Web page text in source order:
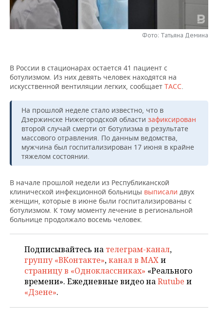
НЕФТЕХИМИЯ
НЕФТЬ
ЭНЕРГЕТИКА
РОЗНИЧНАЯ ТОРГОВЛЯ
НОВОСТИ ТЕХНОЛОГИЙ
ТЕЛЕКОММУНИКАЦИИ
МЕРОПРИЯТИЯ
БИЗНЕС-БРАНЧИ
ONLINE-КОНФЕРЕНЦИИ
ОТКРЫТАЯ ЛЕКЦИЯ
ФУТБОЛ
ХОККЕЙ
БАСКЕТБОЛ
ВОЛЕЙБОЛ
ФИГУРНОЕ КАТАНИЕ
ВОДНЫЕ ВИДЫ СПОРТА
ОБЩЕСТВО
НОВОСТИ ОБЩЕСТВА
ВЛАСТЬ
ИНФРАСТРУКТУРА
ИСТОРИЯ
МЕДИЦИНА
ОБРАЗОВАНИЕ
ФОТОГАЛЕРЕЯ
СЮЖЕТЫ
СПРАВОЧНИК
СПИСОК ПЕРСОН
ПОЛНАЯ ВЕРСИЯ
Фото: Татьяна Демина
В России в стационарах остается 41 пациент с
ботулизмом. Из них девять человек находятся на
искусственной вентиляции легких, сообщает ТАСС.
На прошлой неделе стало известно, что в
Дзержинске Нижегородской области зафиксирован
второй случай смерти от ботулизма в результате
массового отравления. По данным ведомства,
мужчина был госпитализирован 17 июня в крайне
тяжелом состоянии.
В начале прошлой недели из Республиканской
клинической инфекционной больницы выписали двух
женщин, которые в июне были госпитализированы с
ботулизмом. К тому моменту лечение в региональной
больнице продолжало восемь человек.
Подписывайтесь на телеграм-канал,
группу «ВКонтакте»,канал в MAXи
страницу в «Одноклассниках» «Реального
времени». Ежедневные видео наRutube и
«Дзене».